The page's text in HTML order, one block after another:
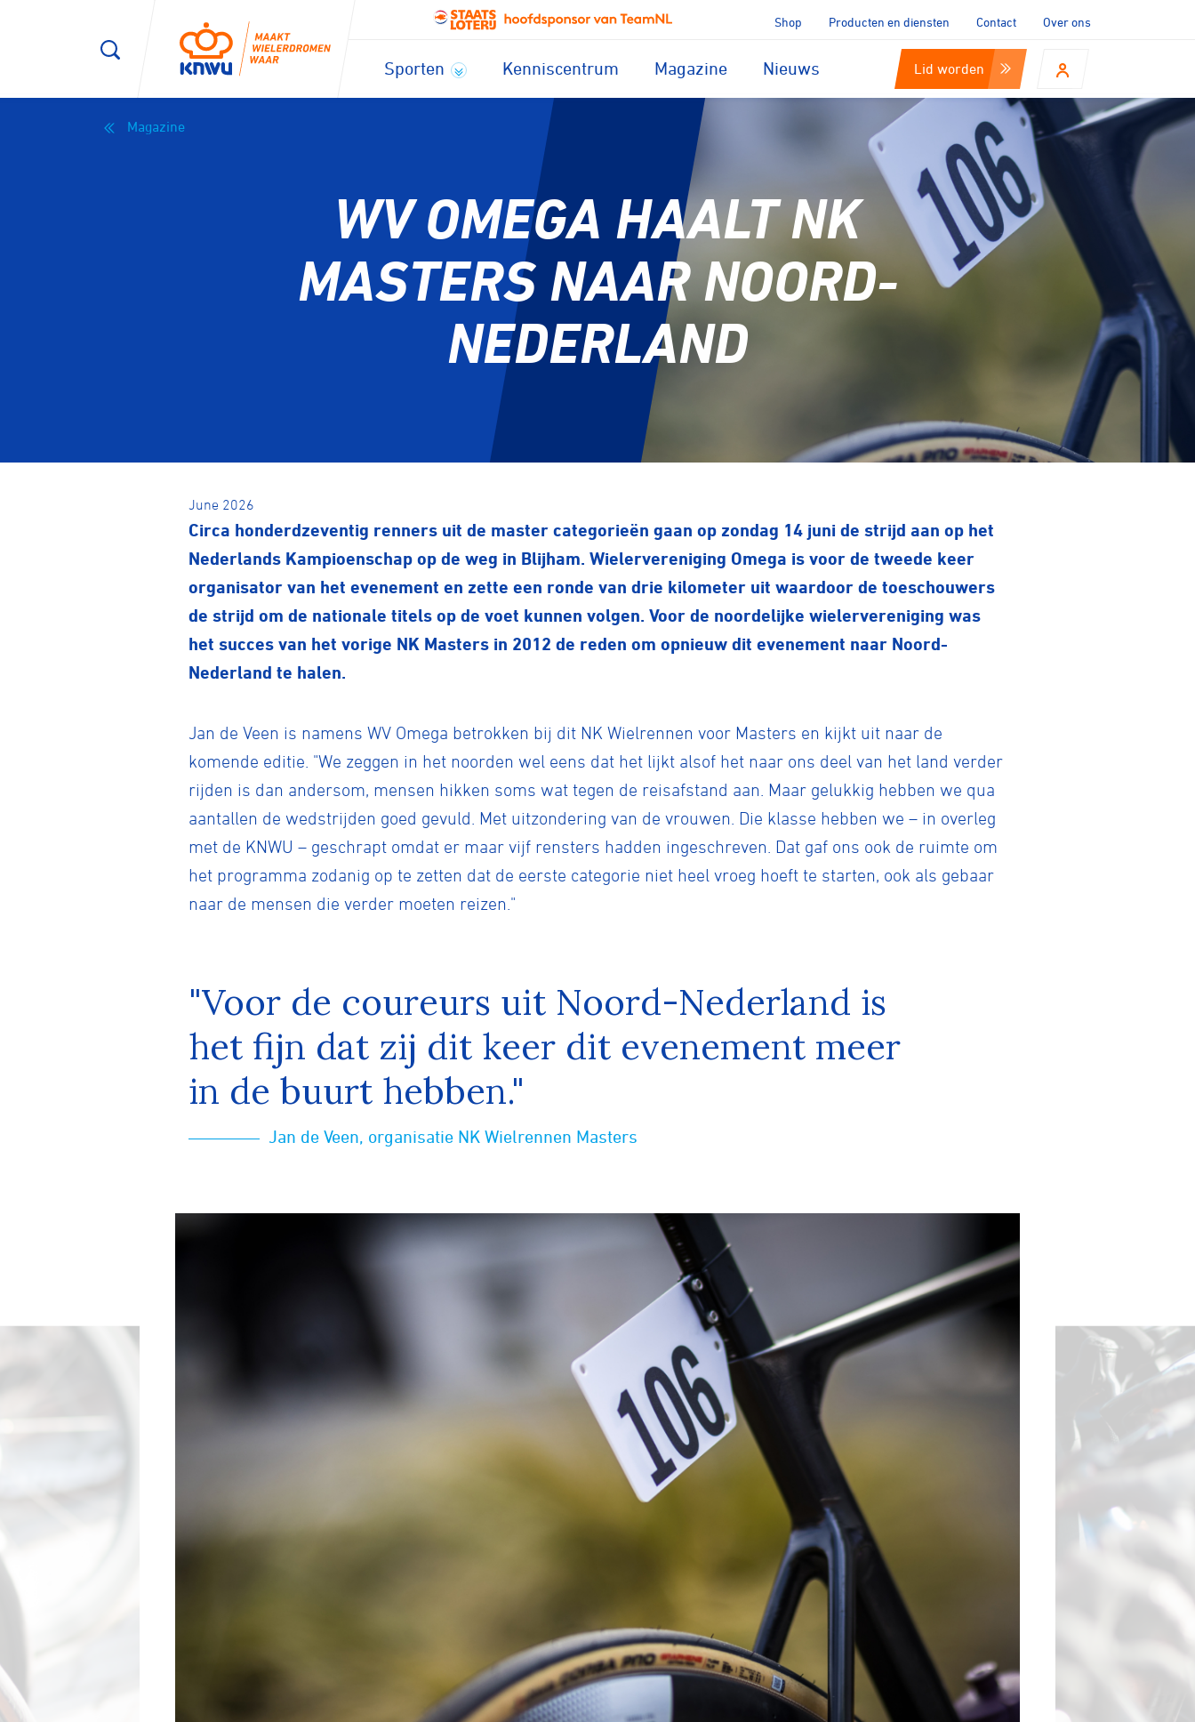
Shop Producten en diensten Contact Over ons
Sporten Kenniscentrum Magazine Nieuws Lid worden
Magazine
WV OMEGA HAALT NK
MASTERS NAAR NOORD-
NEDERLAND
June 2026
Circa honderdzeventig renners uit de master categorieën gaan op zondag 14 juni de strijd aan op het
Nederlands Kampioenschap op de weg in Blijham. Wielervereniging Omega is voor de tweede keer
organisator van het evenement en zette een ronde van drie kilometer uit waardoor de toeschouwers
de strijd om de nationale titels op de voet kunnen volgen. Voor de noordelijke wielervereniging was
het succes van het vorige NK Masters in 2012 de reden om opnieuw dit evenement naar Noord-
Nederland te halen.
Jan de Veen is namens WV Omega betrokken bij dit NK Wielrennen voor Masters en kijkt uit naar de
komende editie. "We zeggen in het noorden wel eens dat het lijkt alsof het naar ons deel van het land verder
rijden is dan andersom, mensen hikken soms wat tegen de reisafstand aan. Maar gelukkig hebben we qua
aantallen de wedstrijden goed gevuld. Met uitzondering van de vrouwen. Die klasse hebben we – in overleg
met de KNWU – geschrapt omdat er maar vijf rensters hadden ingeschreven. Dat gaf ons ook de ruimte om
het programma zodanig op te zetten dat de eerste categorie niet heel vroeg hoeft te starten, ook als gebaar
naar de mensen die verder moeten reizen."
"Voor de coureurs uit Noord-Nederland is
het fijn dat zij dit keer dit evenement meer
in de buurt hebben."
Jan de Veen, organisatie NK Wielrennen Masters